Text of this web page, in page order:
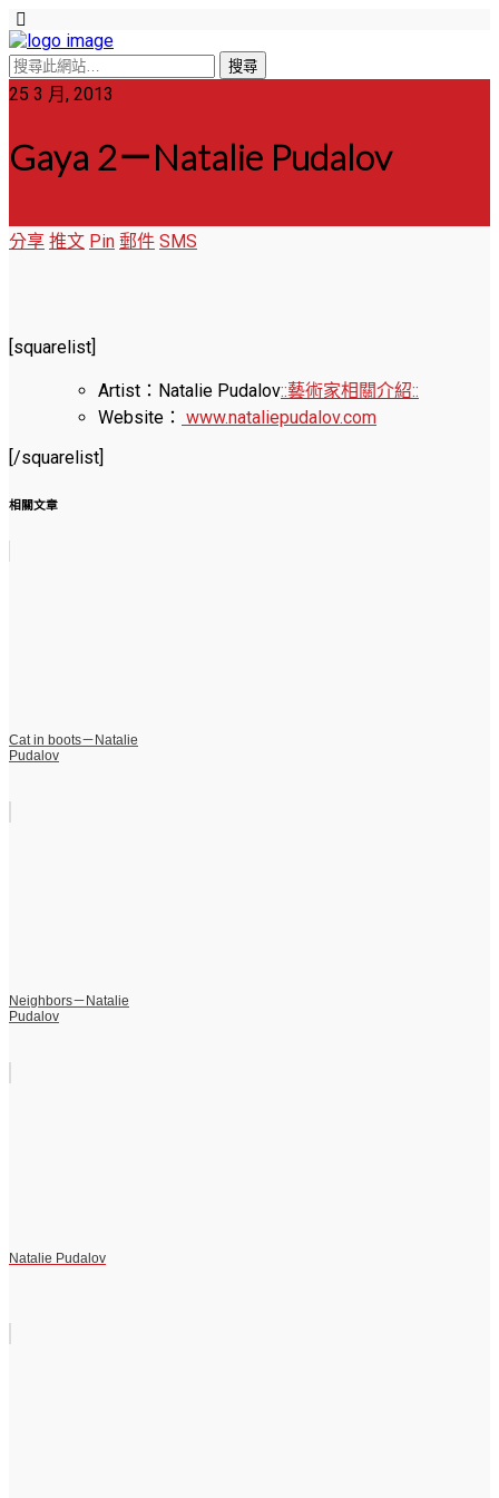
25 3 月, 2013
Gaya 2－Natalie Pudalov
分享 推文 Pin 郵件 SMS
[squarelist]
Artist：Natalie Pudalov::藝術家相關介紹::
Website： www.nataliepudalov.com
[/squarelist]
相關文章
Cat in boots－Natalie
Pudalov
Neighbors－Natalie
Pudalov
Natalie Pudalov